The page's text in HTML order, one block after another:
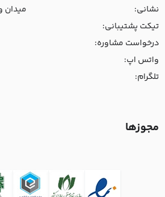
نشانی:
میدان
تیکت پشتیبانی:
درخواست مشاوره:
واتس اپ:
تلگرام:
مجوزها